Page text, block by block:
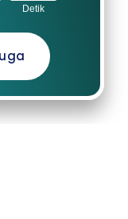
Detik